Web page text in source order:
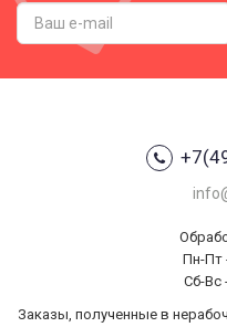
Пн-Пт
Сб-Вс
Заказы, полученные в